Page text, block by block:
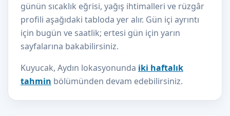
günün sıcaklık eğrisi, yağış ihtimalleri ve rüzgâr
profili aşağıdaki tabloda yer alır. Gün içi ayrıntı
için bugün ve saatlik; ertesi gün için yarın
sayfalarına bakabilirsiniz.
Kuyucak, Aydın lokasyonunda iki haftalık
tahmin bölümünden devam edebilirsiniz.